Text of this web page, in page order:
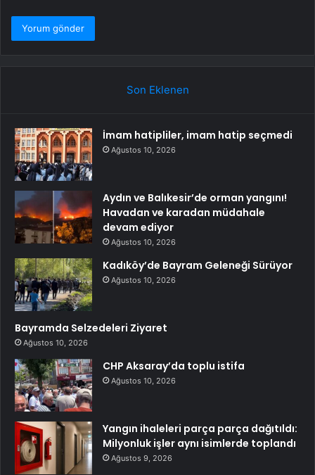
Son Eklenen
İmam hatipliler, imam hatip seçmedi
Ağustos 10, 2026
Aydın ve Balıkesir’de orman yangını!
Havadan ve karadan müdahale
devam ediyor
Ağustos 10, 2026
Kadıköy’de Bayram Geleneği Sürüyor
Ağustos 10, 2026
Bayramda Selzedeleri Ziyaret
Ağustos 10, 2026
CHP Aksaray’da toplu istifa
Ağustos 10, 2026
Yangın ihaleleri parça parça dağıtıldı:
Milyonluk işler aynı isimlerde toplandı
Ağustos 9, 2026